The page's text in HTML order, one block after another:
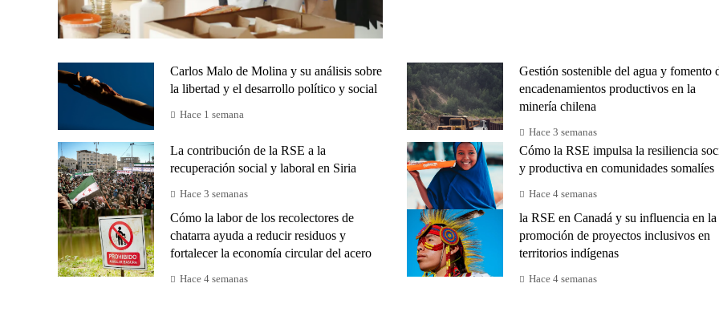
Carlos Malo de Molina y su análisis sobre
la libertad y el desarrollo político y social
Hace 1 semana
Gestión sostenible del agua y fomento
encadenamientos productivos en la
minería chilena
Hace 3 semanas
La contribución de la RSE a la
recuperación social y laboral en Siria
Hace 3 semanas
Cómo la RSE impulsa la resiliencia
y productiva en comunidades somalíes
Hace 4 semanas
Cómo la labor de los recolectores de
chatarra ayuda a reducir residuos y
fortalecer la economía circular del acero
Hace 4 semanas
la RSE en Canadá y su influencia en la
promoción de proyectos inclusivos en
territorios indígenas
Hace 4 semanas